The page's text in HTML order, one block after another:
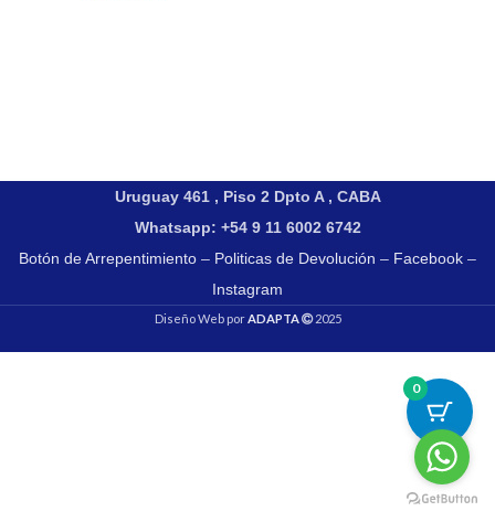
Uruguay 461 , Piso 2 Dpto A , CABA
Whatsapp: +54 9 11 6002 6742
Botón de Arrepentimiento – Politicas de Devolución – Facebook –
Instagram
Diseño Web porADAPTA 2025
0